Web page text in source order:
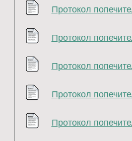
Протокол
Протокол
Протокол
Протокол
Протокол